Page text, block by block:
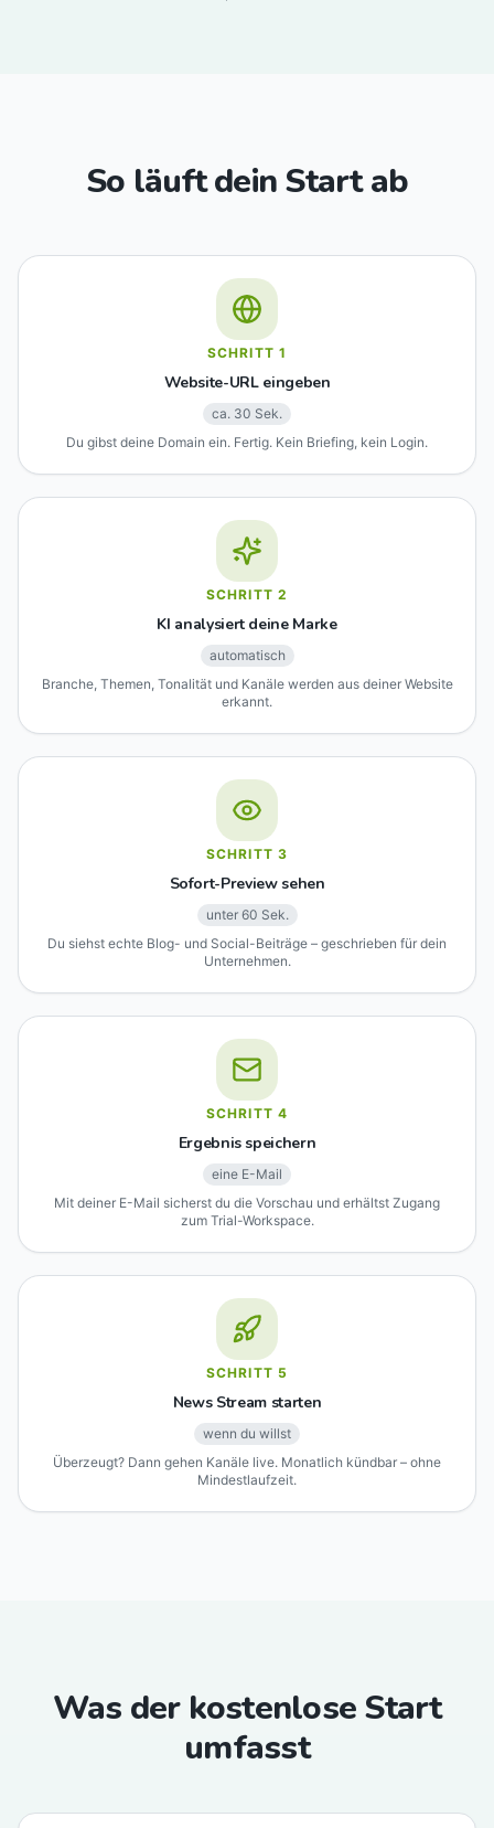
So läuft dein Start ab
SCHRITT 1
Website-URL eingeben
ca. 30 Sek.
Du gibst deine Domain ein. Fertig. Kein Briefing, kein Login.
SCHRITT 2
KI analysiert deine Marke
automatisch
Branche, Themen, Tonalität und Kanäle werden aus deiner Website
erkannt.
SCHRITT 3
Sofort-Preview sehen
unter 60 Sek.
Du siehst echte Blog- und Social-Beiträge – geschrieben für dein
Unternehmen.
SCHRITT 4
Ergebnis speichern
eine E-Mail
Mit deiner E-Mail sicherst du die Vorschau und erhältst Zugang
zum Trial-Workspace.
SCHRITT 5
News Stream starten
wenn du willst
Überzeugt? Dann gehen Kanäle live. Monatlich kündbar – ohne
Mindestlaufzeit.
Was der kostenlose Start
umfasst